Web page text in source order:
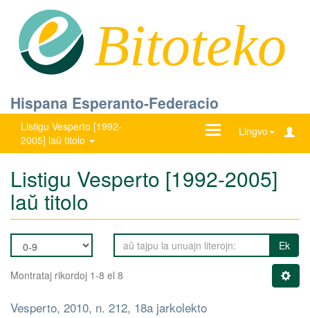
Bitoteko
Hispana Esperanto-Federacio
Listigu Vesperto [1992-
2005] laŭ titolo
Lingvo
Ŝanĝu
Listigu Vesperto [1992-2005]
laŭ titolo
Ek
Montrataj rikordoj 1-8 el 8
Vesperto, 2010, n. 212, 18a jarkolekto